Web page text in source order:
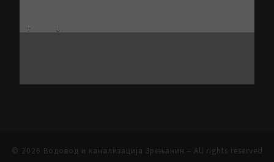
© 2026 Водовод и канализација Зрењанин – All rights reserved